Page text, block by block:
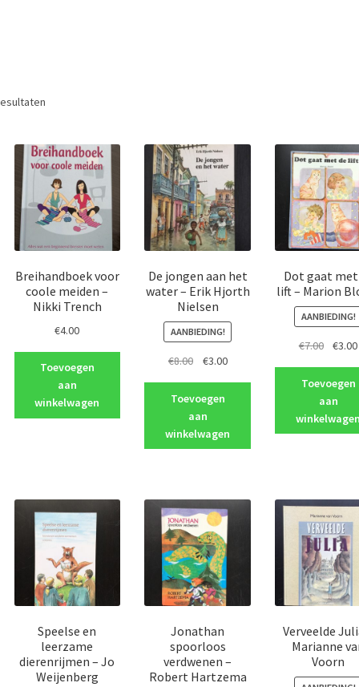
Breihandboek voor
coole meiden –
Nikki Trench
€4.00
Toevoegen
aan
winkelwagen
De jongen aan het
water – Erik Hjorth
Nielsen
AANBIEDING!
€8.00
Oorspronkelijke
was:
€8.00.
€3.00Huidige
Toevoegen
aan
winkelwagen
Dot gaat met
lift – Marion
AANBIEDING!
€7.00
was:
€7.00.
€3.00
Toevoegen
aan
winkelwagen
Speelse en
leerzame
dierenrijmen – Jo
Weijenberg
Jonathan
spoorloos
verdwenen –
Robert Hartzema
Verveelde
Marianne
Voorn